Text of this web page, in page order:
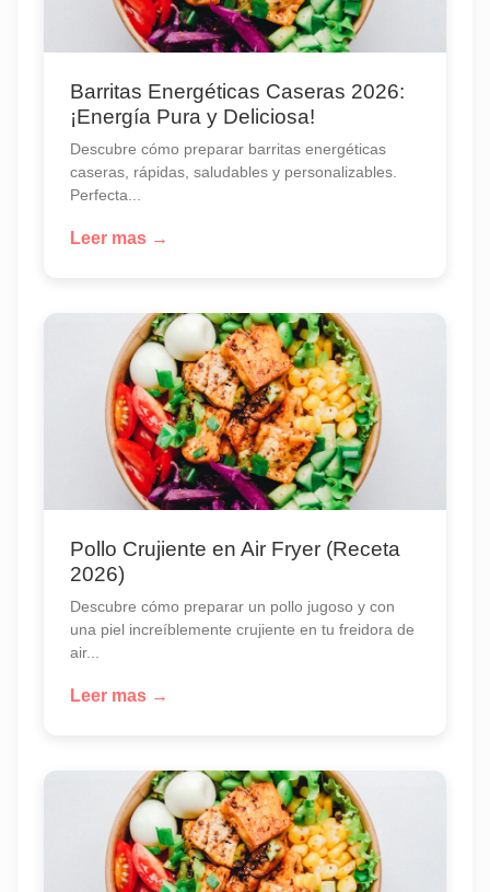
Barritas Energéticas Caseras 2026:
¡Energía Pura y Deliciosa!
Descubre cómo preparar barritas energéticas
caseras, rápidas, saludables y personalizables.
Perfecta...
Leer mas →
Pollo Crujiente en Air Fryer (Receta
2026)
Descubre cómo preparar un pollo jugoso y con
una piel increíblemente crujiente en tu freidora de
air...
Leer mas →